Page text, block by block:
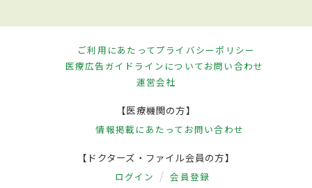
ご利用にあたってプライバシーポリシー
医療広告ガイドラインについてお問い合わせ
運営会社
【医療機関の方】
情報掲載にあたって お問い合わせ
【ドクターズ・ファイル会員の方】
ログイン 会員登録